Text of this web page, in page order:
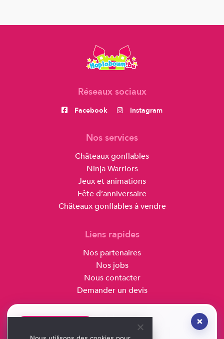
Réseaux sociaux
Facebook Instagram
Nos services
Châteaux gonflables
Ninja Warriors
Jeux et animations
Fête d’anniversaire
Châteaux gonflables à vendre
Liens rapides
Nos partenaires
Nos jobs
Nous contacter
Demander un devis
Hoplaboum ×